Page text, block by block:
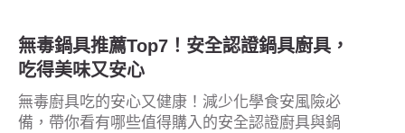
無毒鍋具推薦Top7！安全認證鍋具廚具，
吃得美味又安心
無毒廚具吃的安心又健康！減少化學食安風險必
備，帶你看有哪些值得購入的安全認證廚具與鍋